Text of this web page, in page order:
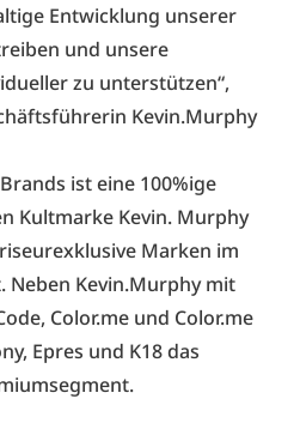
Entwicklung unserer
und unsere
zu unterstützen“,
Kevin.Murphy
ist eine 100%ige
Kultmarke Kevin. Murphy
Marken im
Neben Kevin.Murphy mit
Color.me und Color.me
Epres und K18 das